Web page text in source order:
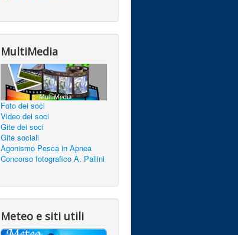
MultiMedia
Foto dei soci
Video dei soci
Gite dei soci
Gite sociali
Agonismo Pesca in Apnea
Concorso fotografico A. Pallini
Meteo e siti utili